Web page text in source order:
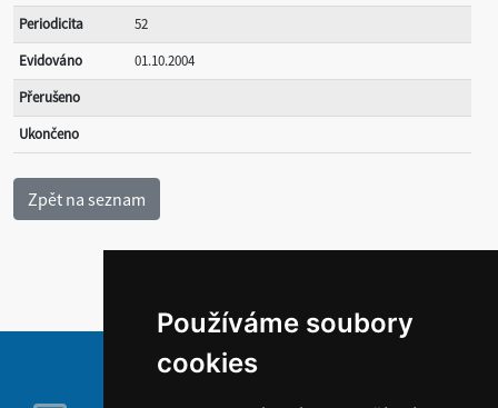
Používáme soubory
cookies
Periodicita
52
Evidováno
01.10.2004
Přerušeno
Ukončeno